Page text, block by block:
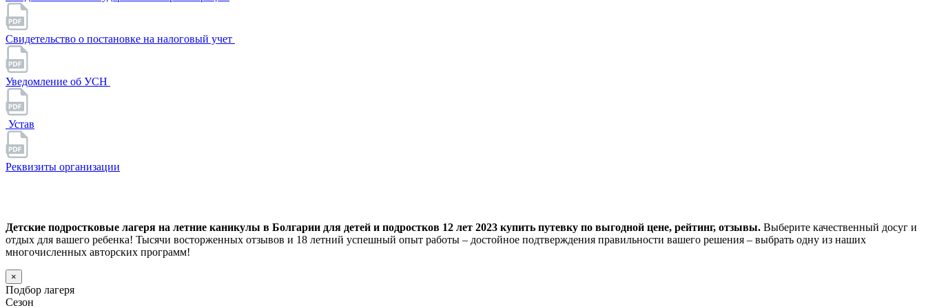
Свидетельство о постановке на налоговый учет
Уведомление об УСН
Устав
Реквизиты организации
Детские подростковые лагеря на летние каникулы в Болгарии для детей и подростков 12 лет 2023 купить путевку по выгодной цене, рейтинг, отзывы. Выберите качественный досуг и
отдых для вашего ребенка! Тысячи восторженных отзывов и 18 летний успешный опыт работы – достойное подтверждения правильности вашего решения – выбрать одну из наших
многочисленных авторских программ!
×
Подбор лагеря
Сезон